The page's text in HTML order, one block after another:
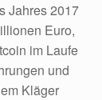
Jahres 2017
Euro,
im Laufe
und
Kläger